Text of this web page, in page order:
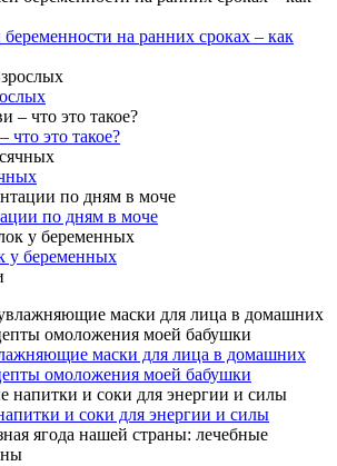
на ранних сроках – как
что это такое?
по дням в моче
у беременных
маски для лица в домашних
омоложения моей бабушки
и соки для энергии и силы